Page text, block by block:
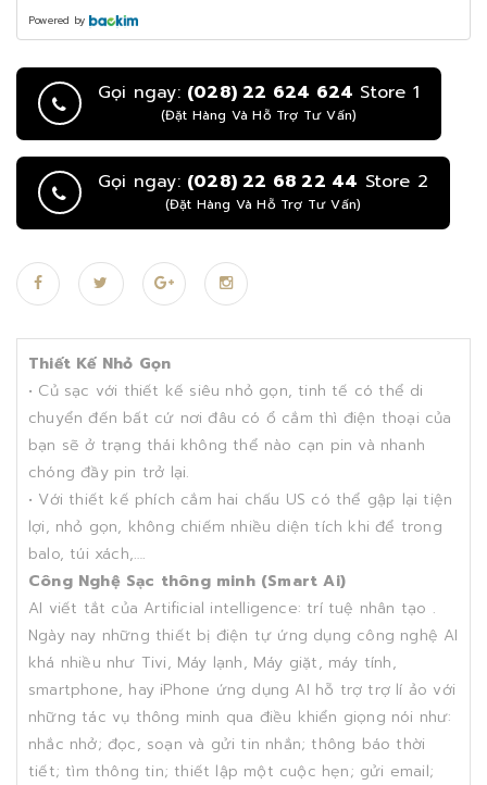
Powered by
Gọi ngay: (028) 22 624 624 Store 1
(Đặt Hàng Và Hỗ Trợ Tư Vấn)
Gọi ngay: (028) 22 68 22 44 Store 2
(Đặt Hàng Và Hỗ Trợ Tư Vấn)
Thiết Kế Nhỏ Gọn
• Củ sạc với thiết kế siêu nhỏ gọn, tinh tế có thể di
chuyển đến bất cứ nơi đâu có ổ cắm thì điện thoại của
bạn sẽ ở trạng thái không thể nào cạn pin và nhanh
chóng đầy pin trở lại.
• Với thiết kế phích cắm hai chấu US có thể gập lại tiện
lợi, nhỏ gọn, không chiếm nhiều diện tích khi để trong
balo, túi xách,….
Công Nghệ Sạc thông minh (Smart Ai)
AI viết tắt của Artificial intelligence: trí tuệ nhân tạo .
Ngày nay những thiết bị điện tự ứng dụng công nghệ AI
khá nhiều như Tivi, Máy lạnh, Máy giặt, máy tính,
smartphone, hay iPhone ứng dụng AI hỗ trợ trợ lí ảo với
những tác vụ thông minh qua điều khiển giọng nói như:
nhắc nhở; đọc, soạn và gửi tin nhắn; thông báo thời
tiết; tìm thông tin; thiết lập một cuộc hẹn; gửi email;